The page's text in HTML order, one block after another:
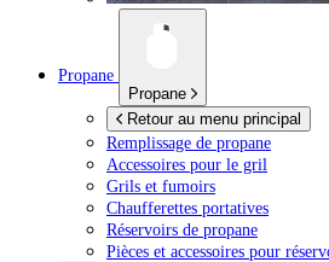
Propane
Propane
Retour au menu principal
Remplissage de propane
Accessoires pour le gril
Grils et fumoirs
Chaufferettes portatives
Réservoirs de propane
Pièces et accessoires pour